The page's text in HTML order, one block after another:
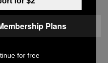
CoD Fashion haine
psihedelic
Plans
for free